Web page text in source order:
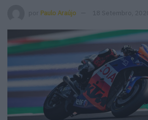
por Paulo Araújo 18 Setembro, 2020